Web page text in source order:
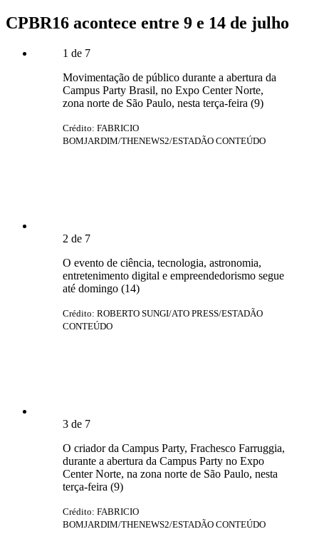
CPBR16 acontece entre 9 e 14 de julho
1 de 7
Movimentação de público durante a abertura da
Campus Party Brasil, no Expo Center Norte,
zona norte de São Paulo, nesta terça-feira (9)
Crédito: FABRICIO
BOMJARDIM/THENEWS2/ESTADÃO CONTEÚDO
2 de 7
O evento de ciência, tecnologia, astronomia,
entretenimento digital e empreendedorismo segue
até domingo (14)
Crédito: ROBERTO SUNGI/ATO PRESS/ESTADÃO
CONTEÚDO
3 de 7
O criador da Campus Party, Frachesco Farruggia,
durante a abertura da Campus Party no Expo
Center Norte, na zona norte de São Paulo, nesta
terça-feira (9)
Crédito: FABRICIO
BOMJARDIM/THENEWS2/ESTADÃO CONTEÚDO